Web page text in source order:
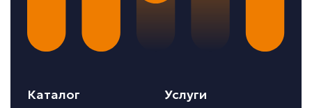
Каталог Услуги